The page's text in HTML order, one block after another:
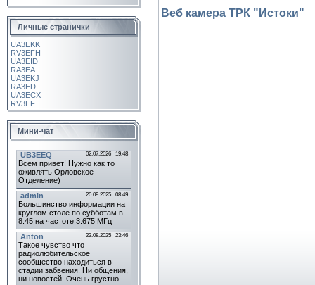
Личные странички
UA3EKK
RV3EFH
UA3EID
RA3EA
UA3EKJ
RA3ED
UA3ECX
RV3EF
Мини-чат
Веб камера ТРК "Истоки"